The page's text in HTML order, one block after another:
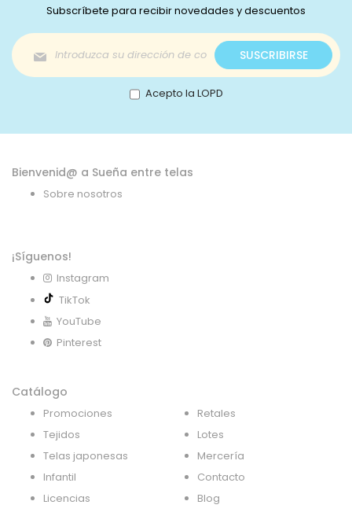
Subscríbete para recibir novedades y descuentos
Inscríbase
a
nuestro
boletín
de
SUSCRIBIRSE
Acepto la LOPD
Bienvenid@ a Sueña entre telas
Sobre nosotros
¡Síguenos!
Instagram
TikTok
YouTube
Pinterest
Catálogo
Promociones
Tejidos
Telas japonesas
Infantil
Licencias
Retales
Lotes
Mercería
Contacto
Blog